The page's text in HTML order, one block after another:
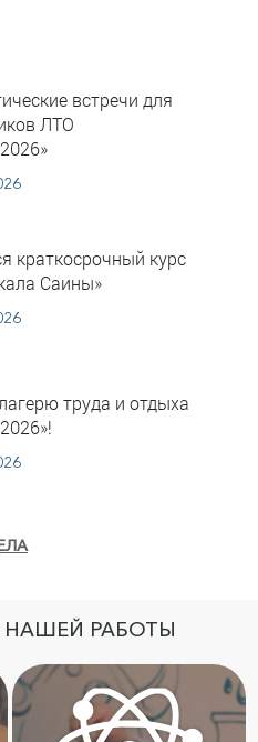
встречи для
ЛТО
краткосрочный курс
Саины»
труда и отдыха
НАШЕЙ РАБОТЫ